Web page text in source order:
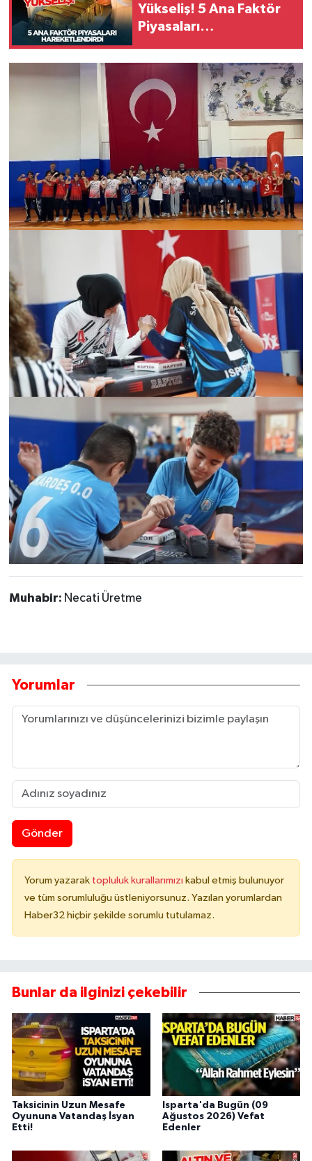
Yükseliş! 5 Ana Faktör
Piyasaları
Muhabir: Necati Üretme
Yorumlar
Gönder
Yorum yazarak topluluk kurallarımızı kabul etmiş bulunuyor
ve tüm sorumluluğu üstleniyorsunuz. Yazılan yorumlardan
Haber32 hiçbir şekilde sorumlu tutulamaz.
Bunlar da ilginizi çekebilir
Taksicinin Uzun Mesafe
Oyununa Vatandaş İsyan
Etti!
Isparta'da Bugün (09
Ağustos 2026) Vefat
Edenler